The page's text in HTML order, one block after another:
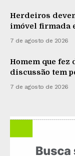
Herdeiros
imóvel firmada
7 de agosto de 2026
Homem que fez
discussão tem
7 de agosto de 2026